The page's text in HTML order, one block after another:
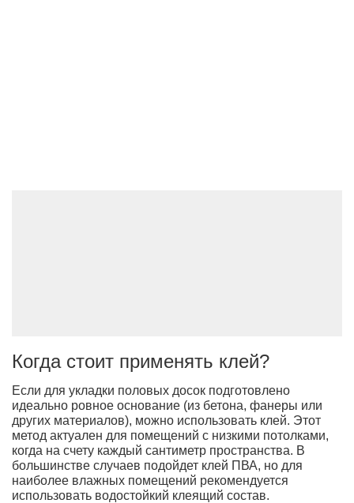
Когда стоит применять клей?
Если для укладки половых досок подготовлено
идеально ровное основание (из бетона, фанеры или
других материалов), можно использовать клей. Этот
метод актуален для помещений с низкими потолками,
когда на счету каждый сантиметр пространства. В
большинстве случаев подойдет клей ПВА, но для
наиболее влажных помещений рекомендуется
использовать водостойкий клеящий состав.